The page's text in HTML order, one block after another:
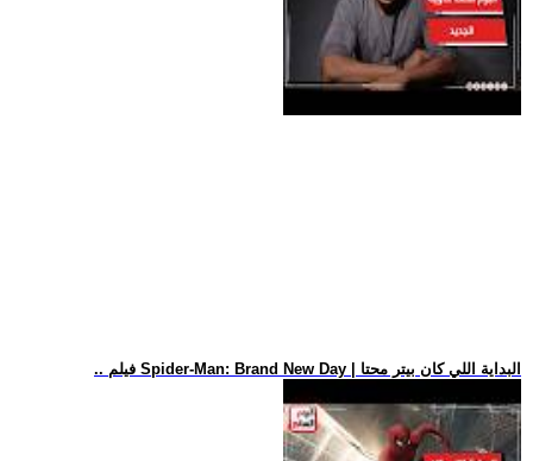
.. فيلم Spider-Man: Brand New Day | البداية اللي كان بيتر محتا